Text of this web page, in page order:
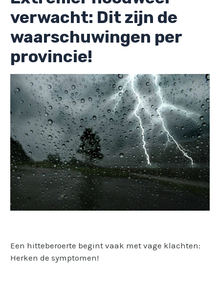
verwacht: Dit zijn de
waarschuwingen per
provincie!
Een hitteberoerte begint vaak met vage klachten:
Herken de symptomen!